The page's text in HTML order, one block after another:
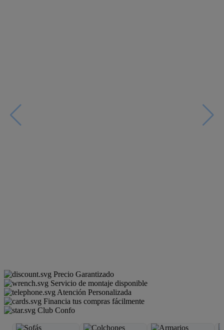
Precio Garantizado
Servicio de montaje disponible
Atención Personalizada
Financia tus compras fácilmente
Club Confo